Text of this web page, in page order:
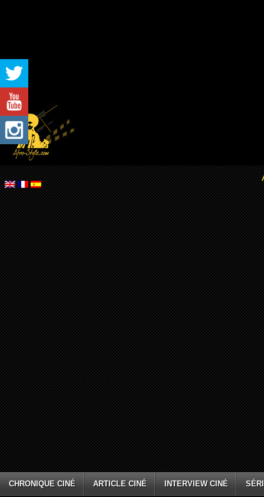
CHRONIQUE CINÉ ARTICLE CINÉ INTERVIEW CINÉ